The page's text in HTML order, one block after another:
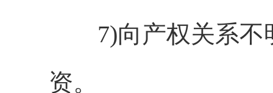
7)向产权关系不
资。